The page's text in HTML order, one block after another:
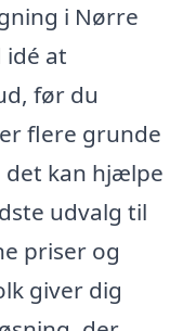
i Nørre
idé at
før du
flere grunde
kan hjælpe
udvalg til
priser og
giver dig